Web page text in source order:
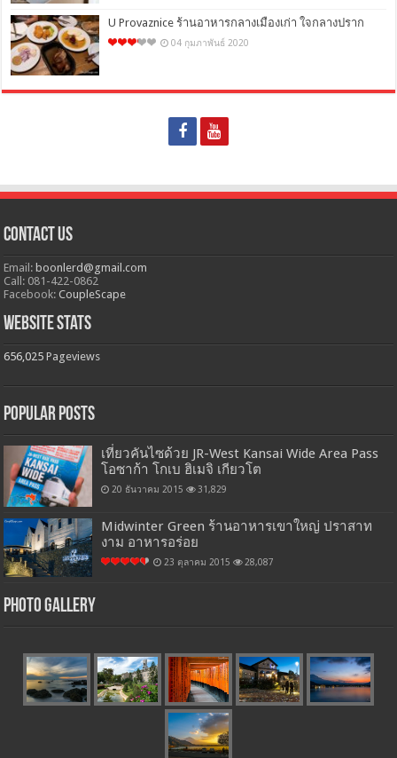
U Provaznice ร้านอาหารกลางเมืองเก่า ใจกลางปราก
04 กุมภาพันธ์ 2020
Contact Us
Email: boonlerd@gmail.com
Call: 081-422-0862
Facebook:CoupleScape
Website Stats
656,025 Pageviews
Popular Posts
เที่ยวคันไซด้วย JR-West Kansai Wide Area Pass
โอซาก้า โกเบ ฮิเมจิ เกียวโต
20 ธันวาคม 2015 31,829
Midwinter Green ร้านอาหารเขาใหญ่ ปราสาท
งาม อาหารอร่อย
23 ตุลาคม 2015 28,087
Photo Gallery